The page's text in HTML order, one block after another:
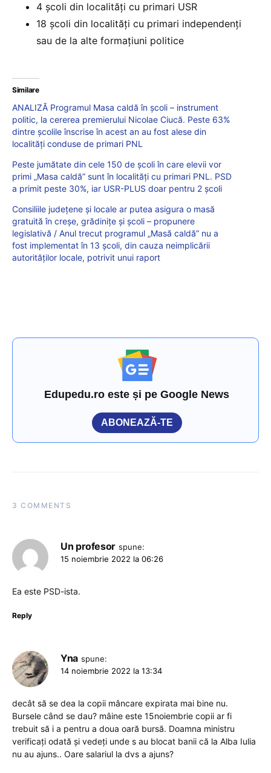
4 școli din localități cu primari USR
18 școli din localități cu primari independenți
sau de la alte formațiuni politice
Similare
ANALIZĂ Programul Masa caldă în școli – instrument
politic, la cererea premierului Nicolae Ciucă. Peste 63%
dintre școlile înscrise în acest an au fost alese din
localități conduse de primari PNL
Peste jumătate din cele 150 de școli în care elevii vor
primi „Masa caldă” sunt în localități cu primari PNL. PSD
a primit peste 30%, iar USR-PLUS doar pentru 2 școli
Consiliile județene și locale ar putea asigura o masă
gratuită în creșe, grădinițe și școli – propunere
legislativă / Anul trecut programul „Masă caldă” nu a
fost implementat în 13 școli, din cauza neimplicării
autorităților locale, potrivit unui raport
Edupedu.ro este și pe Google News
ABONEAZĂ-TE
3 COMMENTS
Un profesor spune:
15 noiembrie 2022 la 06:26
Ea este PSD-ista.
Reply
Yna spune:
14 noiembrie 2022 la 13:34
decât să se dea la copii mâncare expirata mai bine nu.
Bursele când se dau? mâine este 15noiembrie copii ar fi
trebuit să i a pentru a doua oară bursă. Doamna ministru
verificați odată și vedeți unde s au blocat banii că la Alba Iulia
nu au ajuns.. Oare salariul la dvs a ajuns?